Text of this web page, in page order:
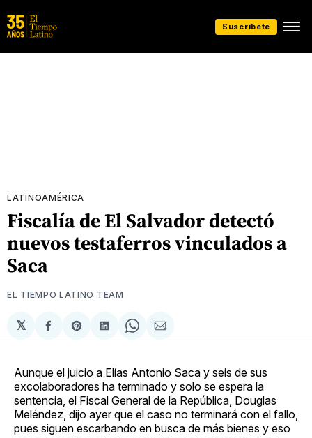
Suscríbete
LATINOAMÉRICA
Fiscalía de El Salvador detectó
nuevos testaferros vinculados a
Saca
EL TIEMPO LATINO TEAM
𝕏
Compartir
en
Share
on
Compartir
en
Share
on
Compartir
via
Aunque el juicio a Elías Antonio Saca y seis de sus
excolaboradores ha terminado y solo se espera la
sentencia, el Fiscal General de la República, Douglas
Meléndez, dijo ayer que el caso no terminará con el fallo,
pues siguen escarbando en busca de más bienes y eso